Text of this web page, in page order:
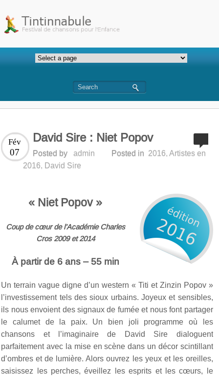
David Sire : Niet Popov
Fév
07 Posted by admin Posted in 2016,Artistes en
2016, David Sire
« Niet Popov »
Coup de cœur de l’Académie Charles
Cros 2009 et 2014
À partir de 6 ans – 55 min
Un terrain vague digne d’un western « Titi et Zinzin Popov »
l’investissement tels des sioux urbains. Joyeux et sensibles,
ils nous envoient des signaux de fumée et nous font partager
le calumet de la paix. Un bien joli programme où les
chansons et l’imaginaire de David Sire dialoguent
parfaitement avec la mise en scène dans un décor scintillant
d’ombres et de lumière. Alors ouvrez les yeux et les oreilles,
saisissez les perches, éveillez les esprits et les cœurs, le